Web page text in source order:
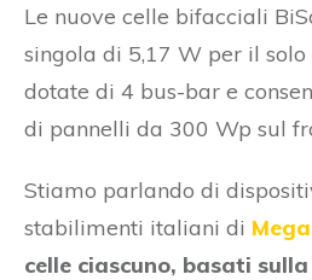
Le nuove celle bifacciali
singola di 5,17 W per il solo
dotate di 4 bus-bar e
di pannelli da 300 Wp sul
Stiamo parlando di
stabilimenti italiani di
celle ciascuno, basati